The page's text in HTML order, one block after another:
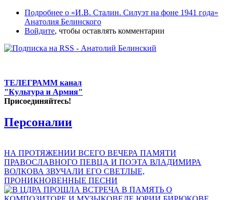
Подробнее о «И.В. Сталин. Силуэт на фоне 1941 года»
Анатолия Белинского
Войдите, чтобы оставлять комментарии
ТЕЛЕГРАММ канал
"Культура и Армия"
Присоединяйтесь!
Персоналии
НА ПРОТЯЖЕНИИ ВСЕГО ВЕЧЕРА ПАМЯТИ
ПРАВОСЛАВНОГО ПЕВЦА И ПОЭТА ВЛАДИМИРА
ВОЛКОВА ЗВУЧАЛИ ЕГО СВЕТЛЫЕ,
ПРОНИКНОВЕННЫЕ ПЕСНИ